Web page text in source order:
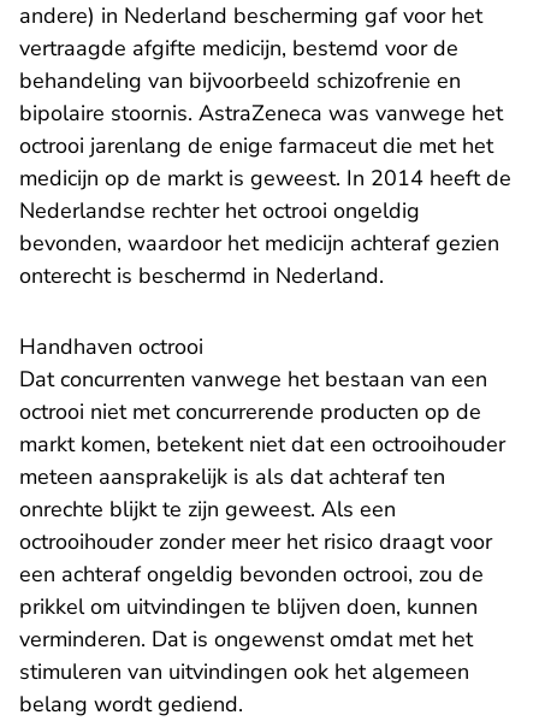
andere) in Nederland bescherming gaf voor het
vertraagde afgifte medicijn, bestemd voor de
behandeling van bijvoorbeeld schizofrenie en
bipolaire stoornis. AstraZeneca was vanwege het
octrooi jarenlang de enige farmaceut die met het
medicijn op de markt is geweest. In 2014 heeft de
Nederlandse rechter het octrooi ongeldig
bevonden, waardoor het medicijn achteraf gezien
onterecht is beschermd in Nederland.
​Handhaven octrooi
Dat concurrenten vanwege het bestaan van een
octrooi niet met concurrerende producten op de
markt komen, betekent niet dat een octrooihouder
meteen aansprakelijk is als dat achteraf ten
onrechte blijkt te zijn geweest. Als een
octrooihouder zonder meer het risico draagt voor
een achteraf ongeldig bevonden octrooi, zou de
prikkel om uitvindingen te blijven doen, kunnen
verminderen. Dat is ongewenst omdat met het
stimuleren van uitvindingen ook het algemeen
belang wordt gediend.